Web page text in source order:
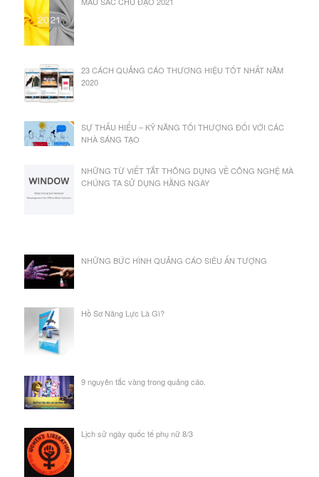
23 CÁCH QUẢNG CÁO THƯƠNG HIỆU TỐT NHẤT NĂM
2020
SỰ THẤU HIỂU – KỸ NĂNG TỐI THƯỢNG ĐỐI VỚI CÁC
NHÀ SÁNG TẠO
NHỮNG TỪ VIẾT TẮT THÔNG DỤNG VỀ CÔNG NGHỆ MÀ
CHÚNG TA SỬ DỤNG HẰNG NGÀY
NHỮNG BỨC HÌNH QUẢNG CÁO SIÊU ẤN TƯỢNG
Hồ Sơ Năng Lực Là Gì?
9 nguyên tắc vàng trong quảng cáo.
Lịch sử ngày quốc tế phụ nữ 8/3